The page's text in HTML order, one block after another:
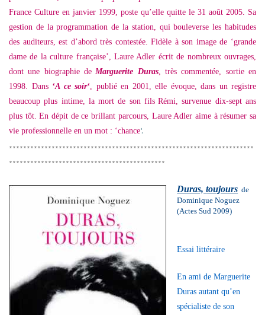
France Culture en janvier 1999, poste qu’elle quitte le 31 août 2005. Sa
gestion de la programmation de la station, qui bouleverse les habitudes
des auditeurs, est d’abord très contestée. Fidèle à son image de ‘grande
dame de la culture française’, Laure Adler écrit de nombreux ouvrages,
dont une biographie de Marguerite Duras, très commentée, sortie en
1998. Dans ‘A ce soir‘, publié en 2001, elle évoque, dans un registre
beaucoup plus intime, la mort de son fils Rémi, survenue dix-sept ans
plus tôt. En dépit de ce brillant parcours, Laure Adler aime à résumer sa
vie professionnelle en un mot : ‘chance‘.
*********************************************************************
********************************************
Duras,toujours de
Dominique Noguez
(Actes Sud 2009)
Essai littéraire
En ami de Marguerite
Duras autant qu’en
spécialiste de son